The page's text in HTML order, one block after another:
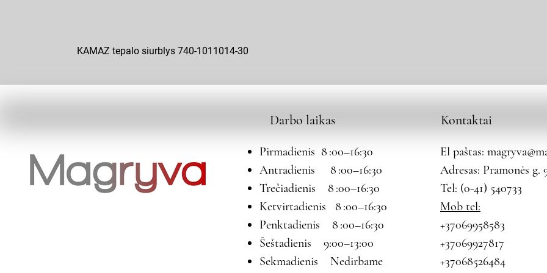
KAMAZ tepalo siurblys 740-1011014-30
Darbo laikas
Pirmadienis 8 :00–16:30
Antradienis 8 :00–16:30
Trečiadienis 8 :00–16:30
Ketvirtadienis 8 :00–16:30
Penktadienis 8 :00–16:30
Šeštadienis 9:00–13:00
Sekmadienis Nedirbame
Kontaktai
El paštas:
Adresas: Pramonės g.
Tel: (0-41) 540733
Mob tel:
+37069958583
+37069927817
+37068526484